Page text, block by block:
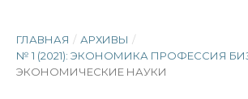
ГЛАВНАЯ / АРХИВЫ /
№ 1 (2021): ЭКОНОМИКА ПРОФЕССИЯ
ЭКОНОМИЧЕСКИЕ НАУКИ